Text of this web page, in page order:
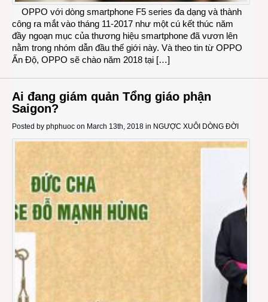
OPPO với dòng smartphone F5 series đa dạng và thành
công ra mắt vào tháng 11-2017 như một cú kết thúc năm
đầy ngoạn mục của thương hiệu smartphone đã vươn lên
nằm trong nhóm dẫn đầu thế giới này. Và theo tin từ OPPO
Ấn Độ, OPPO sẽ chào năm 2018 tại […]
Ai đang giám quản Tổng giáo phận
Saigon?
Posted by phphuoc on March 13th, 2018 in NGƯỢC XUÔI DÒNG ĐỜI